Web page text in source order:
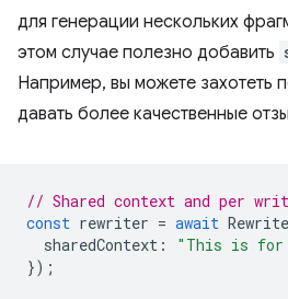
для генерации нескольких
этом случае полезно добавить
Например, вы можете захотеть
давать более качественные
// Shared context and per
const rewriter = await
sharedContext :
"This is for
});